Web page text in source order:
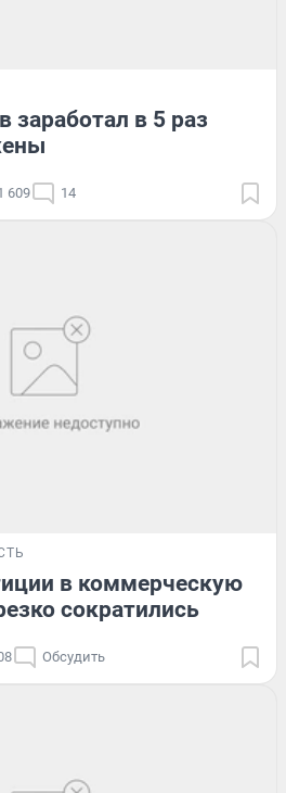
заработал в 5 раз
609 14
в коммерческую
сократились
Обсудить